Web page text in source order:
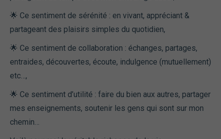
🌟 Ce sentiment de sérénité : en vivant, appréciant &
partageant des plaisirs simples du quotidien,
🌟 Ce sentiment de collaboration : échanges, partages,
entraides, découvertes, écoute, indulgence (mutuellement)
etc…,
🌟 Ce sentiment d’utilité : faire du bien aux autres, partager
mes enseignements, soutenir les gens qui sont sur mon
chemin…